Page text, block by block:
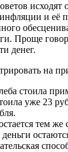
исходят
и её
Проще
денег.
на
стоила
уже 23
тем же